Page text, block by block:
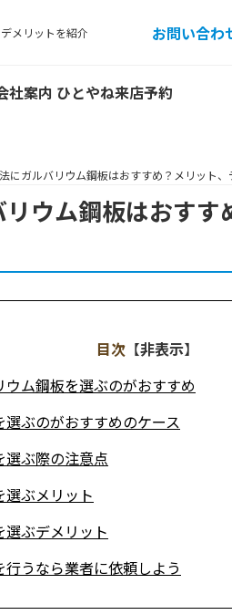
メリットを紹介 お問い合わ
社案内 ひとやね来店予約
にガルバリウム鋼板はおすすめ？メリット
ウム鋼板はおす
目次 【非表示】
ム鋼板を選ぶのがおすすめ
ぶのがおすすめのケース
ぶ際の注意点
ぶメリット
ぶデメリット
うなら業者に依頼しよう